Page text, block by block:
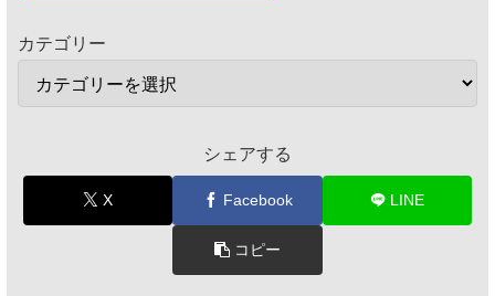
カテゴリー
シェアする
X Facebook LINE
コピー